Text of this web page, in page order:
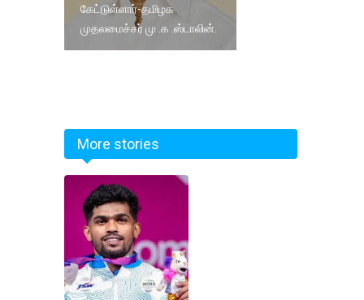
கேட்டுள்ளார்-தமிழக
முதலமைச்சர் மு .க .ஸ்டாலின்.
More stories